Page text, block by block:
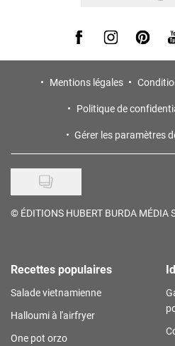
Visit us on Facebook
Visit us onVisit us
Mentions légales
Politique de
Gérer les paramètres
© ÉDITIONS HUBERT BURDA MÉDIA
Recettes populaires
Salade vietnamienne
Halloumi à l'airfryer
One pot orzo